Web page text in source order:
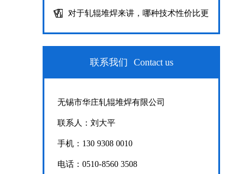
对于轧辊堆焊来讲，哪种技术性价比更
联系我们 Contact us
无锡市华庄轧辊堆焊有限公司
联系人：刘大平
手机：130 9308 0010
电话：0510-8560 3508